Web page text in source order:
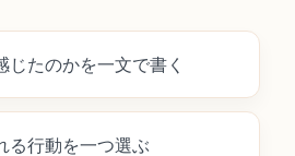
たのかを一文で書く
る行動を一つ選ぶ